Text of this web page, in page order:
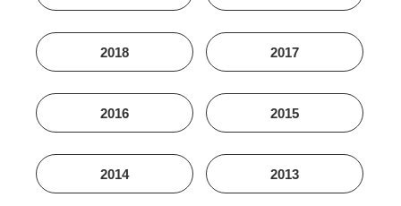
2018 2017
2016 2015
2014 2013